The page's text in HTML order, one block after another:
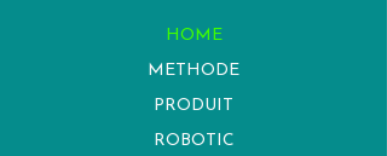
HOME
METHODE
PRODUIT
ROBOTIC